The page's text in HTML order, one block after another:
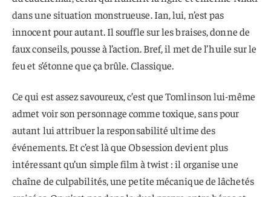
dans une situation monstrueuse. Ian, lui, n’est pas
innocent pour autant. Il souffle sur les braises, donne de
faux conseils, pousse à l’action. Bref, il met de l’huile sur le
feu et s’étonne que ça brûle. Classique.
Ce qui est assez savoureux, c’est que Tomlinson lui-même
admet voir son personnage comme toxique, sans pour
autant lui attribuer la responsabilité ultime des
événements. Et c’est là que Obsession devient plus
intéressant qu’un simple film à twist : il organise une
chaîne de culpabilités, une petite mécanique de lâchetés